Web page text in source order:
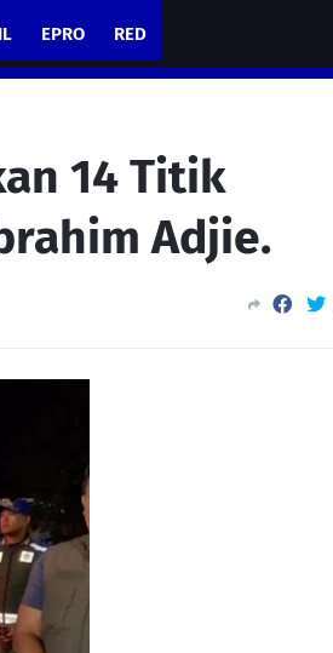
EPRO RED
14 Titik
Adjie.